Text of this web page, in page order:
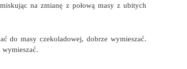
na zmianę z połową masy z ubitych
do masy czekoladowej, dobrze wymieszać.
wymieszać.